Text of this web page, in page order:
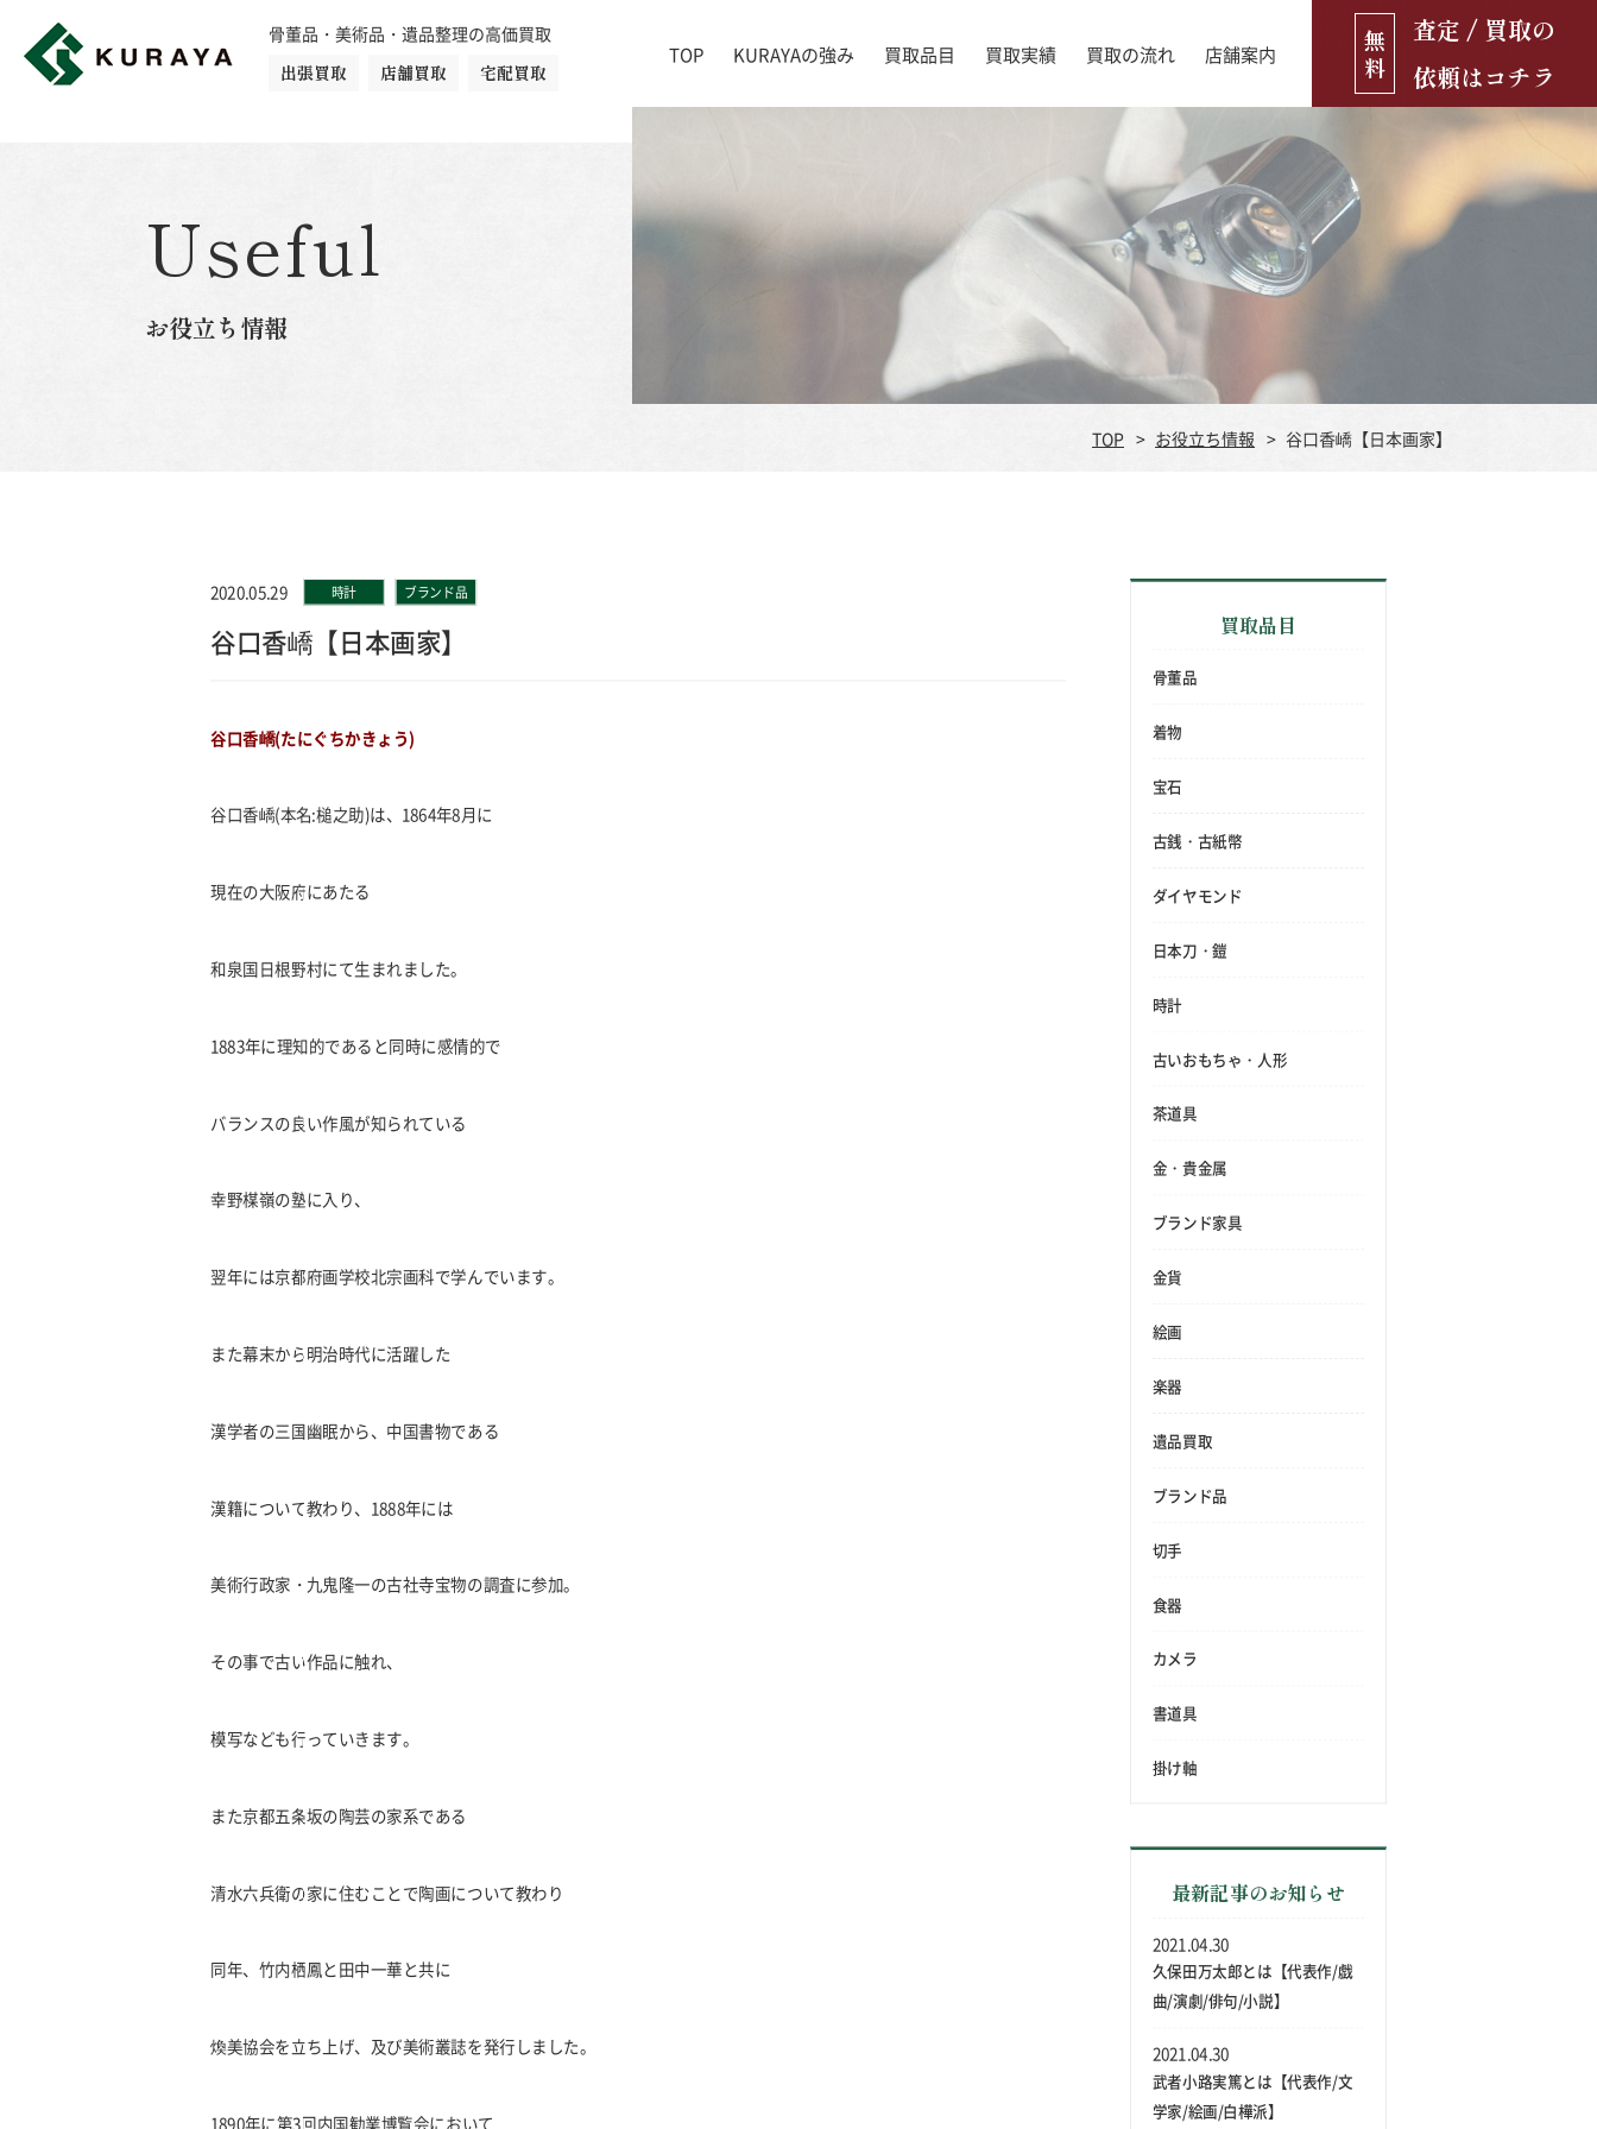
骨董品・美術品・遺品整理の高価買取
出張買取
店舗買取 宅配買取
TOP KURAYAの強み 買取品目
古銭・古紙幣
古いおもちゃ・人形 遺品買取
ダイヤモンド 時計 ブランド品 食器
楽器 ブランド家具
買取実績 買取の流れ 店舗案内
店舗ブログ お役立ち情報
無
料
査定 / 買取の
依頼はコチラ
Useful
お役立ち情報
TOP お役立ち情報 谷口香嶠【日本画家】
2020.05.29 時計 ブランド品
谷口香嶠【日本画家】
谷口香嶠(たにぐちかきょう)
谷口香嶠(本名:槌之助)は、1864年8月に
現在の大阪府にあたる
和泉国日根野村にて生まれました。
1883年に理知的であると同時に感情的で
バランスの良い作風が知られている
幸野楳嶺の塾に入り、
翌年には京都府画学校北宗画科で学んでいます。
また幕末から明治時代に活躍した
漢学者の三国幽眠から、中国書物である
漢籍について教わり、1888年には
美術行政家・九鬼隆一の古社寺宝物の調査に参加。
その事で古い作品に触れ、
模写なども行っていきます。
また京都五条坂の陶芸の家系である
清水六兵衛の家に住むことで陶画について教わり
同年、竹内栖鳳と田中一華と共に
煥美協会を立ち上げ、及び美術叢誌を発行しました。
1890年に第3回内国勧業博覧会において
買取品目
骨董品
着物
宝石
古銭・古紙幣
ダイヤモンド
日本刀・鎧
時計
古いおもちゃ・人形
茶道具
金・貴金属
ブランド家具
金貨
絵画
楽器
遺品買取
ブランド品
切手
食器
カメラ
書道具
掛け軸
最新記事のお知らせ
久保田万太郎とは【代表作/戯
曲/演劇/俳句/小説】
2021.04.30
武者小路実篤とは【代表作/文
学家/絵画/白樺派】
2021.04.30